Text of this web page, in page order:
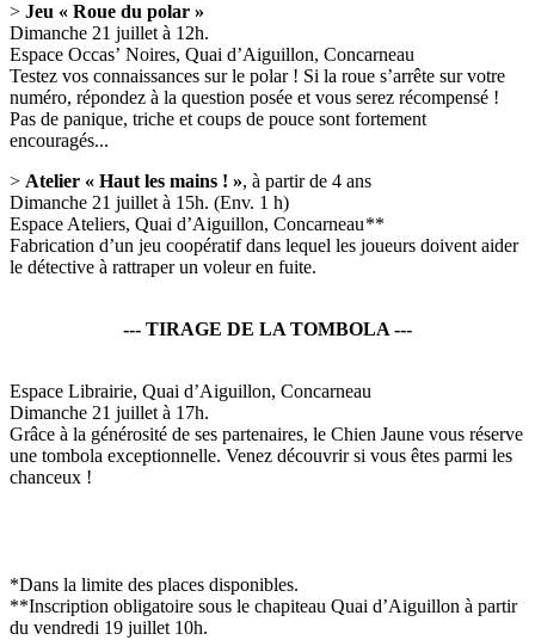
> Jeu « Roue du polar »
Dimanche 21 juillet à 12h.
Espace Occas’ Noires, Quai d’Aiguillon, Concarneau
Testez vos connaissances sur le polar ! Si la roue s’arrête sur votre
numéro, répondez à la question posée et vous serez récompensé !
Pas de panique, triche et coups de pouce sont fortement
encouragés...
> Atelier « Haut les mains ! », à partir de 4 ans
Dimanche 21 juillet à 15h. (Env. 1 h)
Espace Ateliers, Quai d’Aiguillon, Concarneau **
Fabrication d’un jeu coopératif dans lequel les joueurs doivent aider
le détective à rattraper un voleur en fuite.
--- TIRAGE DE LA TOMBOLA ---
Espace Librairie, Quai d’Aiguillon, Concarneau
Dimanche 21 juillet à 17h.
Grâce à la générosité de ses partenaires, le Chien Jaune vous réserve
une tombola exceptionnelle. Venez découvrir si vous êtes parmi les
chanceux !
*Dans la limite des places disponibles.
**Inscription obligatoire sous le chapiteau Quai d’Aiguillon à partir
du vendredi 19 juillet 10h.